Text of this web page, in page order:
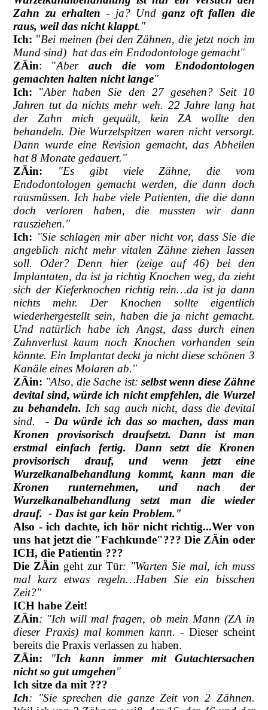
Zahn zu erhalten - ja? Und ganz oft fallen die
raus, weil das nicht klappt."
Ich: "Bei meinen (bei den Zähnen, die jetzt noch im
Mund sind) hat das ein Endodontologe gemacht"
ZÄin: "Aber auch die vom Endodontologen
gemachten halten nicht lange"
Ich: "Aber haben Sie den 27 gesehen? Seit 10
Jahren tut da nichts mehr weh. 22 Jahre lang hat
der Zahn mich gequält, kein ZA wollte den
behandeln. Die Wurzelspitzen waren nicht versorgt.
Dann wurde eine Revision gemacht, das Abheilen
hat 8 Monate gedauert."
ZÄin:
"Es gibt viele Zähne, die vom
Endodontologen gemacht werden, die dann doch
rausmüssen. Ich habe viele Patienten, die die dann
doch verloren haben, die mussten wir dann
rausziehen."
Ich: "Sie schlagen mir aber nicht vor, dass Sie die
angeblich nicht mehr vitalen Zähne ziehen lassen
soll. Oder? Denn hier (zeige auf 46) bei den
Implantaten, da ist ja richtig Knochen weg, da zieht
sich der Kieferknochen richtig rein…da ist ja dann
nichts mehr. Der Knochen sollte eigentlich
wiederhergestellt sein, haben die ja nicht gemacht.
Und natürlich habe ich Angst, dass durch einen
Zahnverlust kaum noch Knochen vorhanden sein
könnte. Ein Implantat deckt ja nicht diese schönen 3
Kanäle eines Molaren ab."
ZÄin: "Also, die Sache ist: selbst wenn diese Zähne
devital sind, würde ich nicht empfehlen, die Wurzel
zu behandeln. Ich sag auch nicht, dass die devital
sind. - Da würde ich das so machen, dass man
Kronen provisorisch draufsetzt. Dann ist man
erstmal einfach fertig. Dann setzt die Kronen
provisorisch drauf, und wenn jetzt eine
Wurzelkanalbehandlung kommt, kann man die
Kronen runternehmen, und nach der
Wurzelkanalbehandlung setzt man die wieder
drauf. - Das ist gar kein Problem."
Also - ich dachte, ich hör nicht richtig...Wer von
uns hat jetzt die "Fachkunde"??? Die ZÄin oder
ICH, die Patientin ???
Die ZÄin geht zur Tür: "Warten Sie mal, ich muss
mal kurz etwas regeln…Haben Sie ein bisschen
Zeit?"
ICH habe Zeit!
ZÄin: "Ich will mal fragen, ob mein Mann (ZA in
dieser Praxis) mal kommen kann.- Dieser scheint
bereits die Praxis verlassen zu haben.
ZÄin:
"Ich kann immer mit Gutachtersachen
nicht so gut umgehen"
Ich sitze da mit ???
Ich: "Sie sprechen die ganze Zeit von 2 Zähnen.